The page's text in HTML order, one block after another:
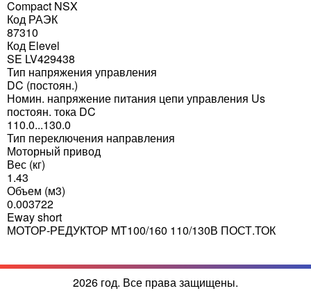
Compact NSX
Код РАЭК
87310
Код Elevel
SE LV429438
Тип напряжения управления
DC (постоян.)
Номин. напряжение питания цепи управления Us
постоян. тока DC
110.0...130.0
Тип переключения направления
Моторный привод
Вес (кг)
1.43
Объем (м3)
0.003722
Eway short
МОТОР-РЕДУКТОР MT100/160 110/130В ПОСТ.ТОК
2026 год. Все права защищены.